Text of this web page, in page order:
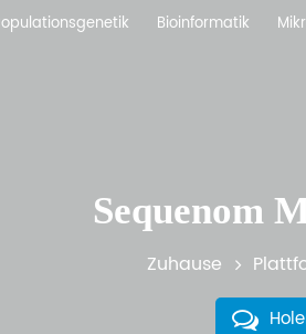
Bioinformatik
Sequenom
Zuhause